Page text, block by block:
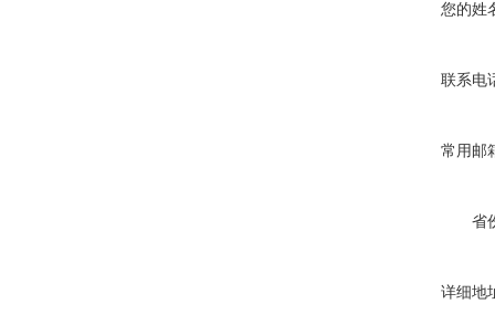
您的姓
联系电
常用邮
省
详细地